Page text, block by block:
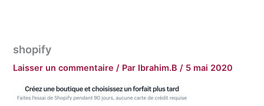
shopify
Laisser un commentaire / Par Ibrahim.B/ 5 mai 2020